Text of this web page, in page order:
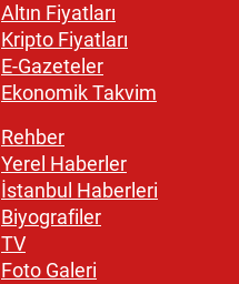
Altın Fiyatları
Kripto Fiyatları
E-Gazeteler
Ekonomik Takvim
Rehber
Yerel Haberler
İstanbul Haberleri
Biyografiler
TV
Foto Galeri